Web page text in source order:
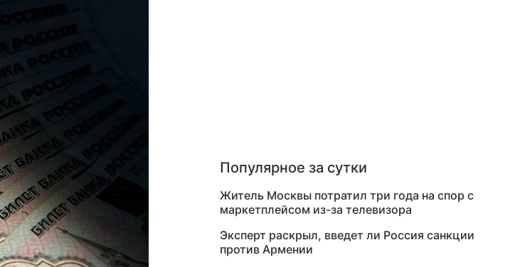
Популярное за сутки
Житель Москвы потратил три года на спор с
маркетплейсом из-за телевизора
Эксперт раскрыл, введет ли Россия санкции
против Армении